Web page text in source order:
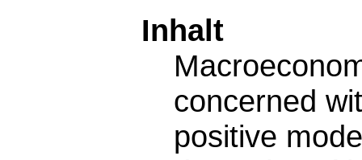
Inhalt
concerned
positive